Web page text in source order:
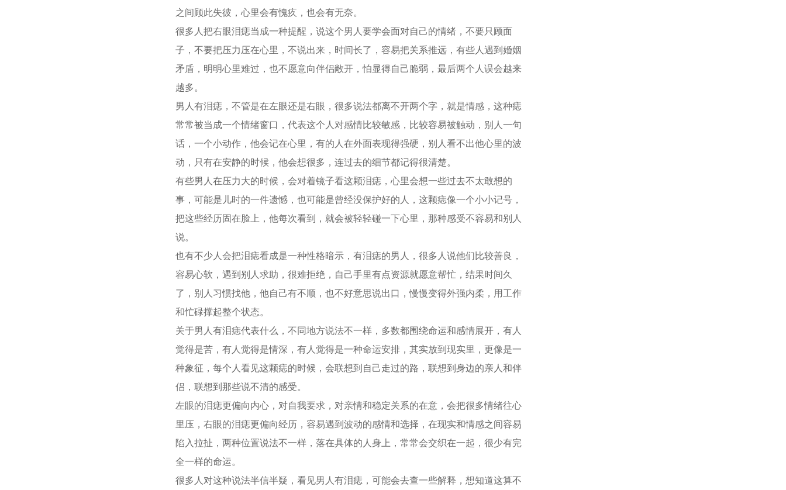
之间顾此失彼，心里会有愧疚，也会有无奈。
很多人把右眼泪痣当成一种提醒，说这个男人要学会面对自己的情绪，不要只顾面
子，不要把压力压在心里，不说出来，时间长了，容易把关系推远，有些人遇到婚姻
矛盾，明明心里难过，也不愿意向伴侣敞开，怕显得自己脆弱，最后两个人误会越来
越多。
男人有泪痣，不管是在左眼还是右眼，很多说法都离不开两个字，就是情感，这种痣
常常被当成一个情绪窗口，代表这个人对感情比较敏感，比较容易被触动，别人一句
话，一个小动作，他会记在心里，有的人在外面表现得强硬，别人看不出他心里的波
动，只有在安静的时候，他会想很多，连过去的细节都记得很清楚。
有些男人在压力大的时候，会对着镜子看这颗泪痣，心里会想一些过去不太敢想的
事，可能是儿时的一件遗憾，也可能是曾经没保护好的人，这颗痣像一个小小记号，
把这些经历固在脸上，他每次看到，就会被轻轻碰一下心里，那种感受不容易和别人
说。
也有不少人会把泪痣看成是一种性格暗示，有泪痣的男人，很多人说他们比较善良，
容易心软，遇到别人求助，很难拒绝，自己手里有点资源就愿意帮忙，结果时间久
了，别人习惯找他，他自己有不顺，也不好意思说出口，慢慢变得外强内柔，用工作
和忙碌撑起整个状态。
关于男人有泪痣代表什么，不同地方说法不一样，多数都围绕命运和感情展开，有人
觉得是苦，有人觉得是情深，有人觉得是一种命运安排，其实放到现实里，更像是一
种象征，每个人看见这颗痣的时候，会联想到自己走过的路，联想到身边的亲人和伴
侣，联想到那些说不清的感受。
左眼的泪痣更偏向内心，对自我要求，对亲情和稳定关系的在意，会把很多情绪往心
里压，右眼的泪痣更偏向经历，容易遇到波动的感情和选择，在现实和情感之间容易
陷入拉扯，两种位置说法不一样，落在具体的人身上，常常会交织在一起，很少有完
全一样的命运。
很多人对这种说法半信半疑，看见男人有泪痣，可能会去查一些解释，想知道这算不